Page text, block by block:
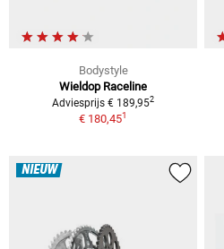
Bodystyle
Wieldop Raceline
Adviesprijs € 189,952
€ 180,451
NIEUW